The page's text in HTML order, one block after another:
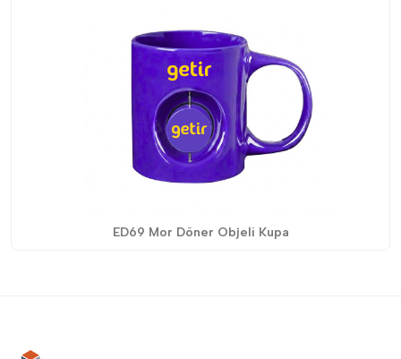
ED69 Mor Döner Objeli Kupa